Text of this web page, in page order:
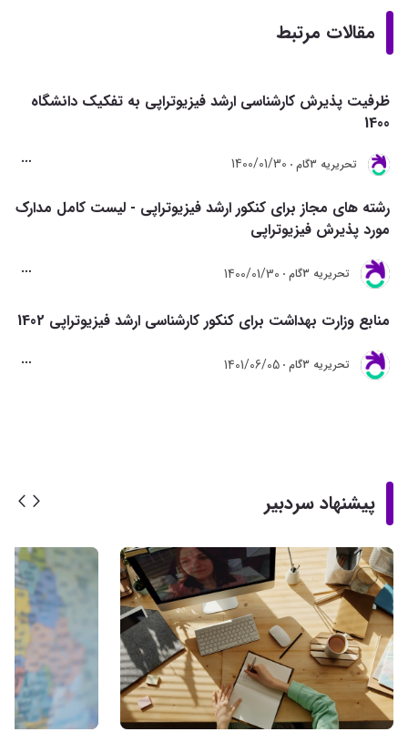
مقالات مرتبط
ظرفیت پذیرش کارشناسی ارشد فیزیوتراپی به تفکیک دانشگاه
1400
تحريريه 3گام 1400/01/30
رشته های مجاز برای کنکور ارشد فیزیوتراپی - لیست کامل مدارک
مورد پذیرش فیزیوتراپی
تحريريه 3گام 1400/01/30
منابع وزارت بهداشت برای کنکور کارشناسی ارشد فیزیوتراپی 1402
تحريريه 3گام 1401/06/05
پیشنهاد سردبیر